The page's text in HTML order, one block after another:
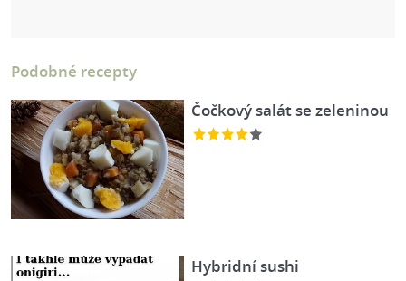
Podobné recepty
Čočkový salát se zeleninou
Hybridní sushi